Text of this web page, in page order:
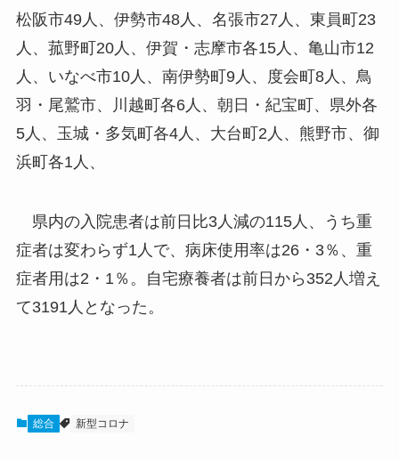
松阪市49人、伊勢市48人、名張市27人、東員町23
人、菰野町20人、伊賀・志摩市各15人、亀山市12
人、いなべ市10人、南伊勢町9人、度会町8人、鳥
羽・尾鷲市、川越町各6人、朝日・紀宝町、県外各
5人、玉城・多気町各4人、大台町2人、熊野市、御
浜町各1人、
県内の入院患者は前日比3人減の115人、うち重
症者は変わらず1人で、病床使用率は26・3％、重
症者用は2・1％。自宅療養者は前日から352人増え
て3191人となった。
総合 新型コロナ